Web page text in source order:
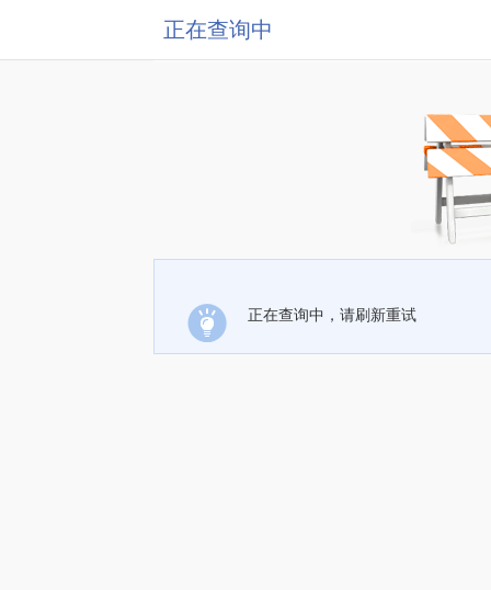
正在查询中
正在查询中，请刷新重试